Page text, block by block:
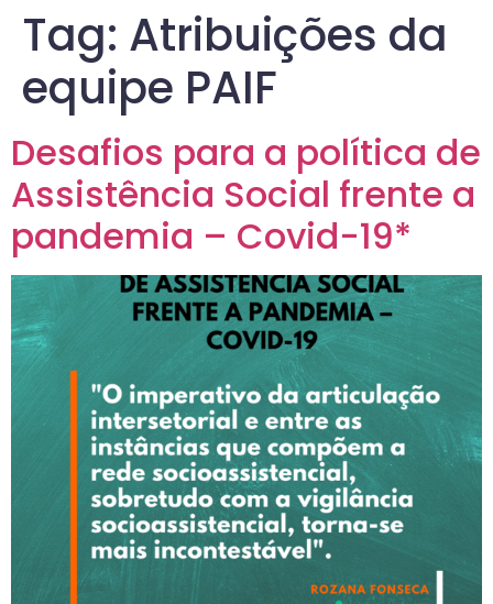
Tag: Atribuições da
equipe PAIF
Desafios para a política de
Assistência Social frente a
pandemia – Covid-19*